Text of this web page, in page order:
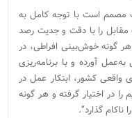
مصمم است با توجه کامل به
را با دقت و جدیت رصد
هر گونه خوش‌بینی افراطی، در
آورده و با برنامه‌ریزی
واقعی کشور، ابتکار عمل در
در اختیار گرفته و هر گونه
گذارد”.